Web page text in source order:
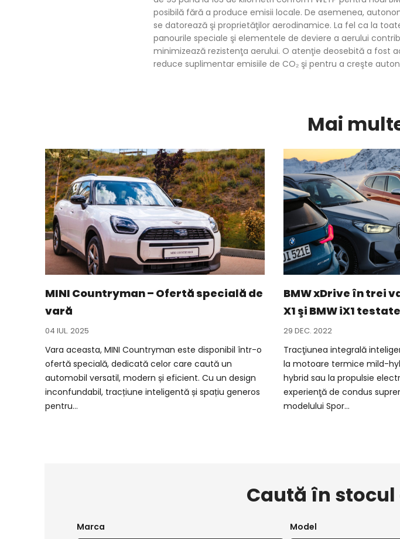
posibilă fără a produce emisii locale. De asemenea,
se datorează şi proprietăţilor aerodinamice. La fel ca la
panourile speciale şi elementele de deviere a aerului
minimizează rezistenţa aerului. O atenţie deosebită a fost
reduce suplimentar emisiile de CO₂ şi pentru a creşte
Mai
04 IUL. 2025
MINI Countryman – Ofertă specială de
vară
Vara aceasta, MINI Countryman este disponibil într-o
ofertă specială, dedicată celor care caută un
automobil versatil, modern și eficient. Cu un design
inconfundabil, tracțiune inteligentă și spațiu generos
pentru...
29 DEC. 2022
BMW xDrive în trei
X1 şi BMW iX1
Tracţiunea integrală
la motoare termice mild-
hybrid sau la propulsie
experienţă de condus
modelului Spor...
Caută în